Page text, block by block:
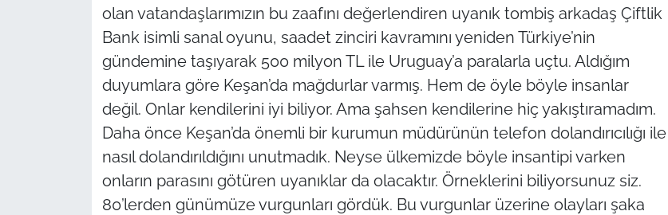
olan vatandaşlarımızın bu zaafını değerlendiren uyanık tombiş arkadaş Çiftlik
Bank isimli sanal oyunu, saadet zinciri kavramını yeniden Türkiye’nin
gündemine taşıyarak 500 milyon TL ile Uruguay’a paralarla uçtu. Aldığım
duyumlara göre Keşan’da mağdurlar varmış. Hem de öyle böyle insanlar
değil. Onlar kendilerini iyi biliyor. Ama şahsen kendilerine hiç yakıştıramadım.
Daha önce Keşan’da önemli bir kurumun müdürünün telefon dolandırıcılığı ile
nasıl dolandırıldığını unutmadık. Neyse ülkemizde böyle insantipi varken
onların parasını götüren uyanıklar da olacaktır. Örneklerini biliyorsunuz siz.
80’lerden günümüze vurgunları gördük. Bu vurgunlar üzerine olayları şaka
TARIM VE HAYVANCILIK
KÜLTÜR SANAT